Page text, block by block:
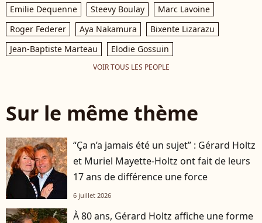
Emilie Dequenne Steevy Boulay
Marc Lavoine
Roger Federer
Aya Nakamura
Bixente Lizarazu
Jean-Baptiste Marteau
Elodie Gossuin
VOIR TOUS LES PEOPLE
Sur le même thème
“Ça n’a jamais été un sujet” : Gérard Holtz
et Muriel Mayette-Holtz ont fait de leurs
17 ans de différence une force
6 juillet 2026
À 80 ans, Gérard Holtz affiche une forme